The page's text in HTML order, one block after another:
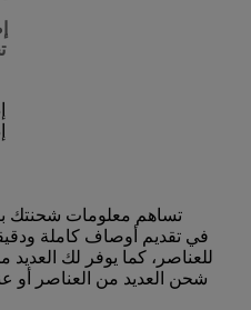
تساهم معلومات
للعناصر، كما يوفر لك
شحن العديد من العناصر أو